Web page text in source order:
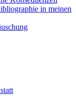
in meinen